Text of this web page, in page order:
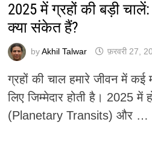
2025 में ग्रहों की बड़ी
क्या संकेत हैं?
byAkhil Talwar फ़रवरी 27,
ग्रहों की चाल हमारे जीवन में कई
लिए जिम्मेदार होती है। 2025 में
(Planetary Transits) और …